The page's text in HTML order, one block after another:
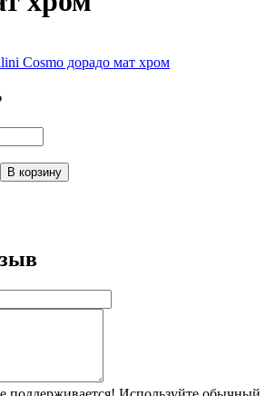
В корзину